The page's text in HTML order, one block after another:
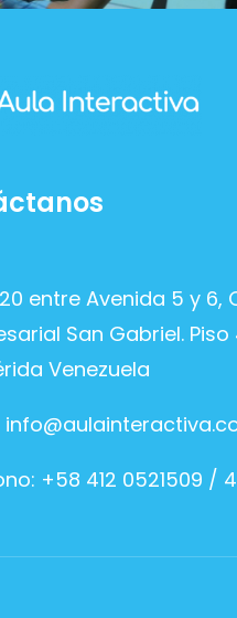
entre Avenida 5 y 6,
San Gabriel.
Venezuela
+58 412 0521509 /